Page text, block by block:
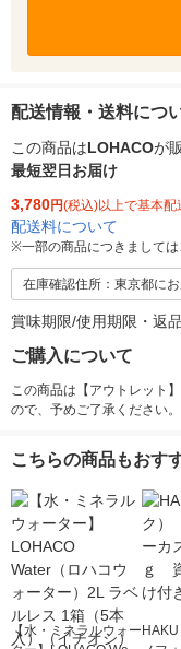
配送情報・送料につ
この商品はLOHACOが
最短翌日お届け
3,780円(税込)以上で基本配
配送料について
※一部の商品につきまして
在庫確認住所：東京都に
賞味期限/使用期限・返
ご購入について
この商品は【アウトレット
ので、予めご了承ください。
こちらの商品もおす
【水・ミネラルウォー